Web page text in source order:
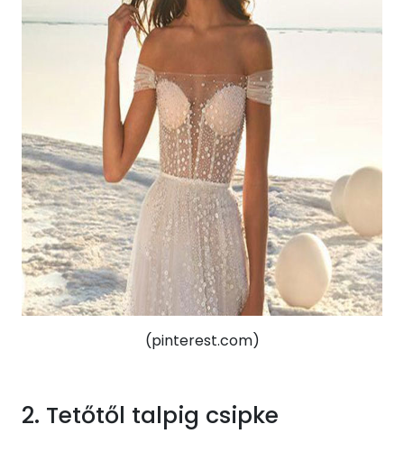
(pinterest.com)
2. Tetőtől talpig csipke